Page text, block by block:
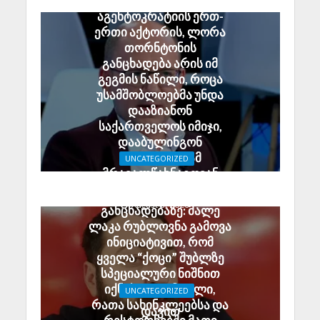
აგენტოკრატიის ერთ-
ერთი აქტორის, ლორა
თორნტონის
განცხადება არის იმ
გეგმის ნაწილი, როცა
უსამშობლოებმა უნდა
დააზიანონ
საქართველოს იმიჯი,
დააბულინგონ
ტურისტები; ამ
მრავალწახნაგოვან
August 6, 2026
UNCATEGORIZED
განცხადებაზე: მალე
ლაკა რუბლოვნა გამოვა
ინიციატივით, რომ
ყველა “ქოცი” შუბლზე
სპეციალური ნიშნით
იქნას დადამღული,
რათა სახინკლეებსა და
UNCATEGORIZED
დავით